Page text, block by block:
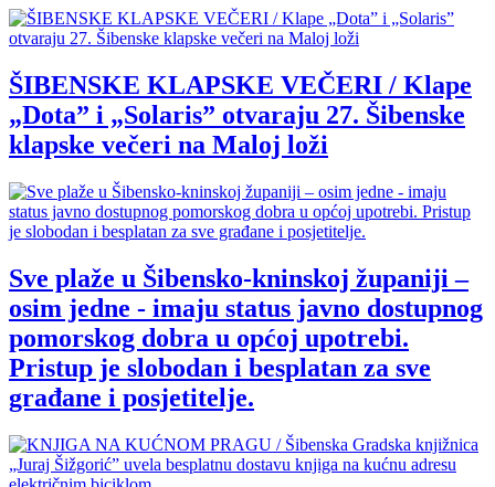
ŠIBENSKE KLAPSKE VEČERI / Klape
„Dota” i „Solaris” otvaraju 27. Šibenske
klapske večeri na Maloj loži
Sve plaže u Šibensko-kninskoj županiji –
osim jedne - imaju status javno dostupnog
pomorskog dobra u općoj upotrebi.
Pristup je slobodan i besplatan za sve
građane i posjetitelje.